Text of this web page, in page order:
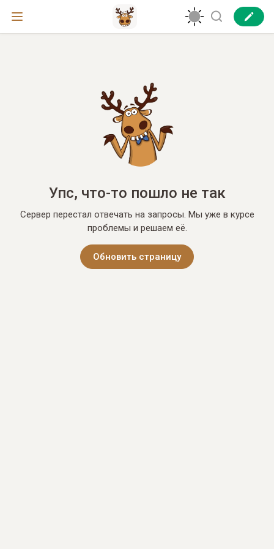
Упс, что-то пошло не так
Сервер перестал отвечать на запросы. Мы уже в курсе
проблемы и решаем её.
Обновить страницу